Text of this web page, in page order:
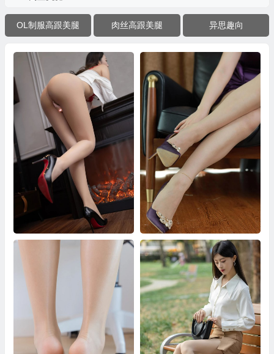
OL制服高跟美腿 肉丝高跟美腿 异思趣向
秀人网 No.9717 唐安琪 秋秋 紫罗兰色